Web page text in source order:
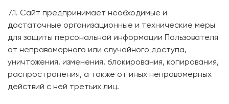
7.1. Сайт предпринимает необходимые и
достаточные организационные и технические меры
для защиты персональной информации Пользователя
от неправомерного или случайного доступа,
уничтожения, изменения, блокирования, копирования,
распространения, а также от иных неправомерных
действий с ней третьих лиц.